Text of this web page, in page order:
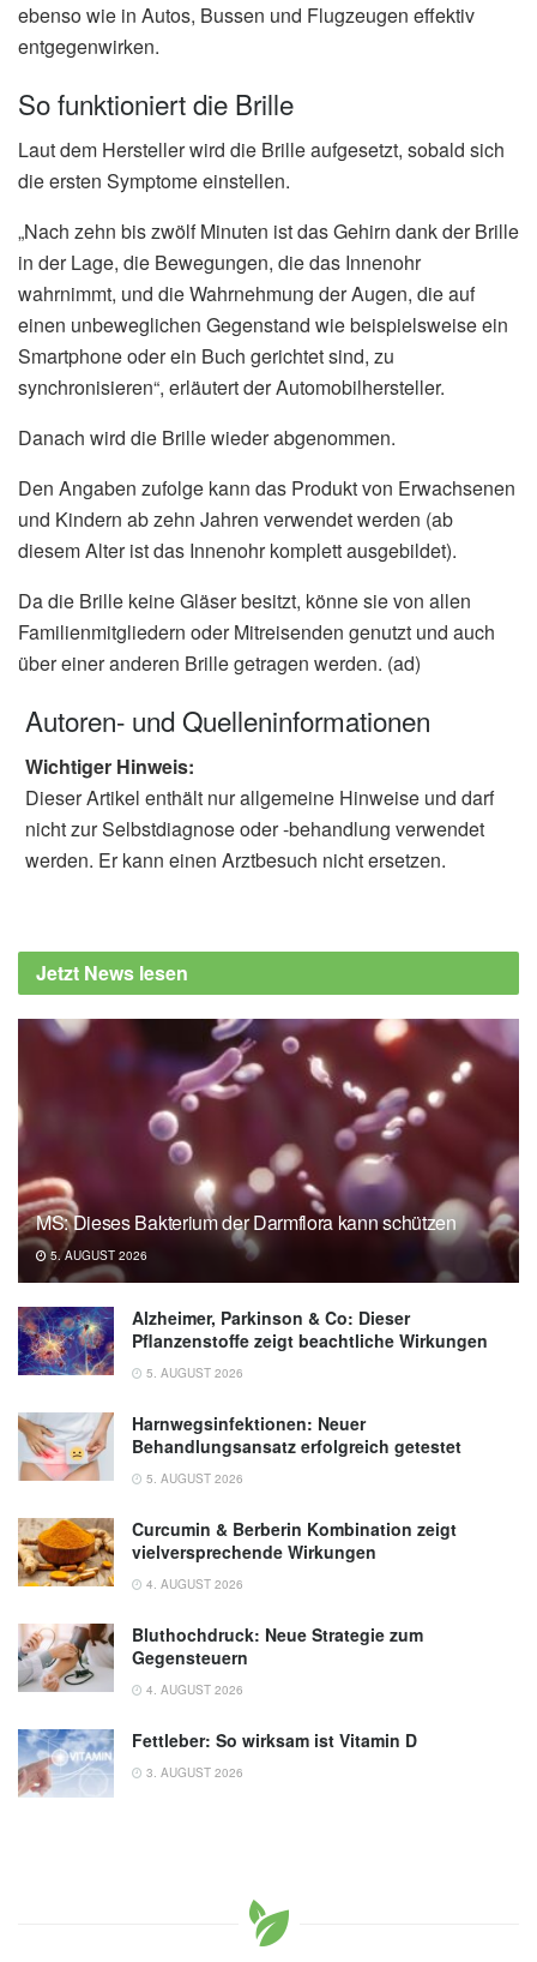
ebenso wie in Autos, Bussen und Flugzeugen effektiv
entgegenwirken.
So funktioniert die Brille
Laut dem Hersteller wird die Brille aufgesetzt, sobald sich
die ersten Symptome einstellen.
„Nach zehn bis zwölf Minuten ist das Gehirn dank der Brille
in der Lage, die Bewegungen, die das Innenohr
wahrnimmt, und die Wahrnehmung der Augen, die auf
einen unbeweglichen Gegenstand wie beispielsweise ein
Smartphone oder ein Buch gerichtet sind, zu
synchronisieren“, erläutert der Automobilhersteller.
Danach wird die Brille wieder abgenommen.
Den Angaben zufolge kann das Produkt von Erwachsenen
und Kindern ab zehn Jahren verwendet werden (ab
diesem Alter ist das Innenohr komplett ausgebildet).
Da die Brille keine Gläser besitzt, könne sie von allen
Familienmitgliedern oder Mitreisenden genutzt und auch
über einer anderen Brille getragen werden. (ad)
Autoren- und Quelleninformationen
Wichtiger Hinweis:
Dieser Artikel enthält nur allgemeine Hinweise und darf
nicht zur Selbstdiagnose oder -behandlung verwendet
werden. Er kann einen Arztbesuch nicht ersetzen.
Jetzt News lesen
MS: Dieses Bakterium der Darmflora kann schützen
5. AUGUST 2026
Alzheimer, Parkinson & Co: Dieser
Pflanzenstoffe zeigt beachtliche Wirkungen
5. AUGUST 2026
Harnwegsinfektionen: Neuer
Behandlungsansatz erfolgreich getestet
5. AUGUST 2026
Curcumin & Berberin Kombination zeigt
vielversprechende Wirkungen
4. AUGUST 2026
Bluthochdruck: Neue Strategie zum
Gegensteuern
4. AUGUST 2026
Fettleber: So wirksam ist Vitamin D
3. AUGUST 2026